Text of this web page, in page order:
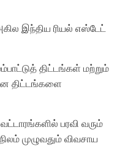
இந்திய ரியல் எஸ்டேட்
திட்டங்கள் மற்றும்
திட்டங்களை
பரவி வரும்
முழுவதும் விவசாய